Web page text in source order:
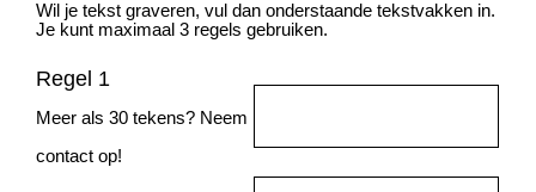
Wil je tekst graveren, vul dan onderstaande tekstvakken in.
Je kunt maximaal 3 regels gebruiken.
Regel 1
Meer als 30 tekens? Neem
contact op!